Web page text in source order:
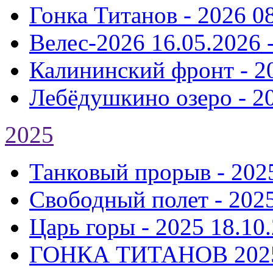
Гонка Титанов - 2026
Велес-2026 16.05.2026
Калининский фронт -
Лебёдушкино озеро -
2025
Танковый прорыв -
Свободный полет -
Царь горы - 2025
ГОНКА ТИТАНОВ